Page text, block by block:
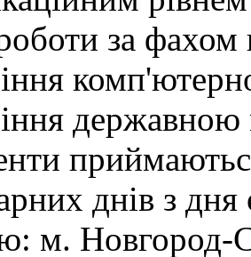
за
днів з
м. Новгород-